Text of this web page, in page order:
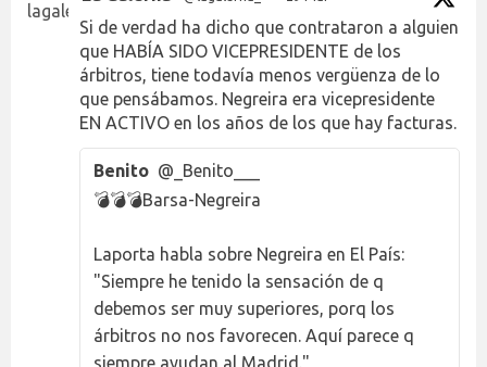
Si de verdad ha dicho que contrataron a alguien
que HABÍA SIDO VICEPRESIDENTE de los
árbitros, tiene todavía menos vergüenza de lo
que pensábamos. Negreira era vicepresidente
EN ACTIVO en los años de los que hay facturas.
Benito @_Benito___
💣💣💣Barsa-Negreira
Laporta habla sobre Negreira en El País:
"Siempre he tenido la sensación de q
debemos ser muy superiores, porq los
árbitros no nos favorecen. Aquí parece q
siempre ayudan al Madrid."